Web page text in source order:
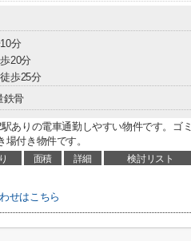
分
20分
徒歩25分
鉄骨
ありの電車通勤しやすい物件です。ゴミ
付き物件です。
面積 詳細 検討リスト
せはこちら